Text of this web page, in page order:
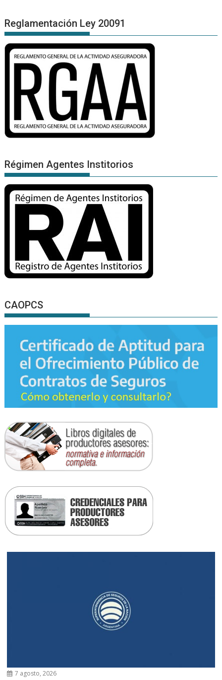
Reglamentación Ley 20091
Régimen Agentes Institorios
CAOPCS
7 agosto, 2026